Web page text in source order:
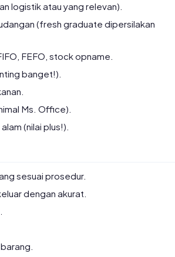
logistik atau yang relevan).
(fresh graduate dipersilakan
FEFO, stock opname.
banget!).
Ms. Office).
(nilai plus!).
sesuai prosedur.
dengan akurat.